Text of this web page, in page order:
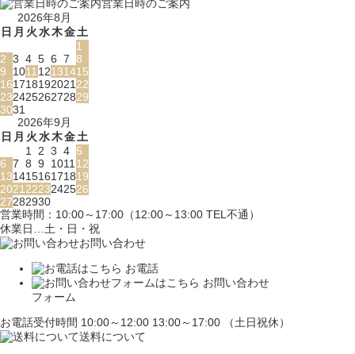
営業日時のご案内
2026年8月
日 月 火水木金土
1
2 3 4 5 6 7 8
9
1011 12131415
161718192021 22
23242526272829
3031
2026年9月
日 月 火水木金土
1
2 3 4 5
6 7 8 9 1011 12
13141516171819
2021 2223242526
27282930
営業時間：10:00～17:00（12:00～13:00 TEL不通）
休業日…土・日・祝
お問い合わせ
お電話
お問い合わせ
フォーム
お電話受付時間 10:00～12:00 13:00～17:00 （土日祝休）
送料について